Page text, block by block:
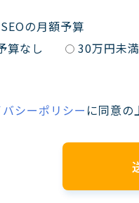
SEOの月額予算
算なし
30万円未満
シーポリシー に同意の